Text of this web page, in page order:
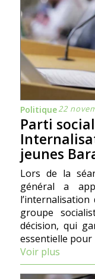
Politique22
Parti
jeunes
Lors de la
général a
groupe
décision, qui
essentielle pour
Voir plus